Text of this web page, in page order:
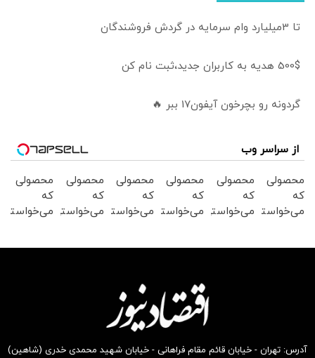
تا 3میلیارد وام سرمایه در گردش فروشندگان
500$ هدیه به کاربران جدید،ثبت نام کن
گردونه رو بچرخون آیفون17 ببر 🔥
از سراسر وب
محصولی
که
می‌خواستی
محصولی
که
می‌خواستی
محصولی
که
می‌خواستی
بخر !
محصولی
که
می‌خواستی
بخر !
محصولی
که
می‌خواستی
محصولی
که
می‌خواستی
آدرس: تهران - خیابان قائم مقام فراهانی - خیابان شهید محمدی خدری (شاهین)